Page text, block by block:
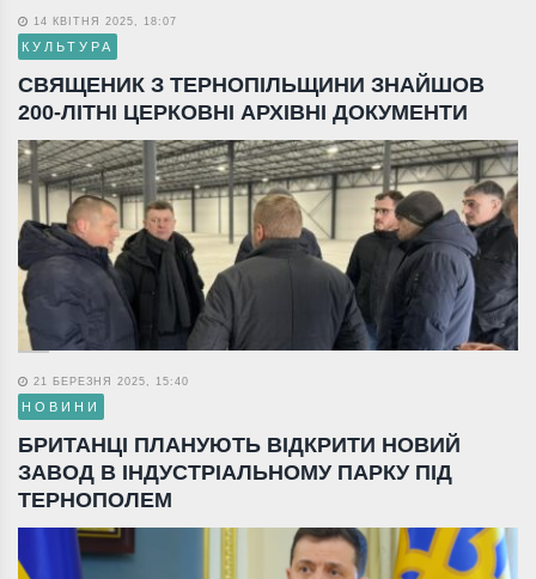
14 КВІТНЯ 2025, 18:07
КУЛЬТУРА
СВЯЩЕНИК З ТЕРНОПІЛЬЩИНИ ЗНАЙШОВ
200-ЛІТНІ ЦЕРКОВНІ АРХІВНІ ДОКУМЕНТИ
21 БЕРЕЗНЯ 2025, 15:40
НОВИНИ
БРИТАНЦІ ПЛАНУЮТЬ ВІДКРИТИ НОВИЙ
ЗАВОД В ІНДУСТРІАЛЬНОМУ ПАРКУ ПІД
ТЕРНОПОЛЕМ